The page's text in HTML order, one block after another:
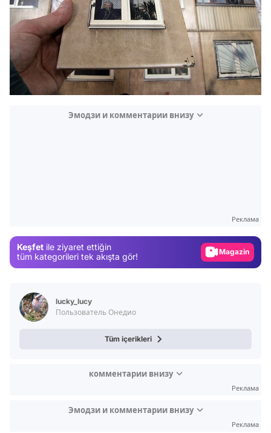
Эмодзи и комментарии внизу
Реклама
Keşfet ile ziyaret ettiğin
tüm kategorileri tek akışta gör!
Magazin
lucky_lucy
Пользователь Онедио
Tüm içerikleri
комментарии внизу
Реклама
Эмодзи и комментарии внизу
Реклама